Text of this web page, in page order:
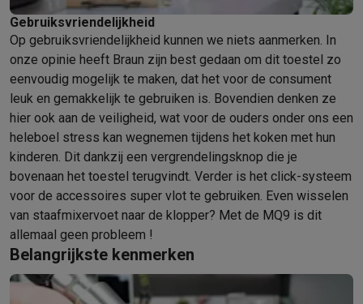
Computers & tablets
ComputersLaptopsGaming laptops
Randapparatuur ITMuizenToetsenbordenWebcamsPC
Tablets & e-readers
Tablets Apple iPad
Printen
PrintersInktpatronen & papierCricut
Netwerk & wifi
Routers & access points
Powerline & Wi-Fi
Geheugen & opslag
Externe harde schijven SSD USB-sticks
Software Windows & Microsoft Office Anti-VirusOverige
Toebehoren ITOpladers & kabelsTassen & sleeves Steunen
Gaming
PlayStationPlayStation 5 PS5 games PS4 gamesPlaystation
Nintendo Nintendo Switch 2
XboxXbox games Xbox controllers
PC gamingGaming laptopsGaming PCGaming monitors
Gaming setupGaming headsetsGaming microfoons
Gebruiksvriendelijkheid
Op gebruiksvriendelijkheid kunnen we niets aanmerken. In
onze opinie heeft Braun zijn best gedaan om dit toestel zo
eenvoudig mogelijk te maken, dat het voor de consument
leuk en gemakkelijk te gebruiken is. Bovendien denken ze
hier ook aan de veiligheid, wat voor de ouders onder ons een
heleboel stress kan wegnemen tijdens het koken met hun
kinderen. Dit dankzij een vergrendelingsknop die je
bovenaan het toestel terugvindt. Verder is het click-systeem
voor de accessoires super vlot te gebruiken. Even wisselen
van staafmixervoet naar de klopper? Met de MQ9 is dit
allemaal geen probleem !
Belangrijkste kenmerken